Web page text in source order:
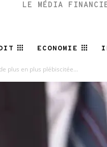
LE MÉDIA
ECONOMIE
plus en plus plébiscitée...